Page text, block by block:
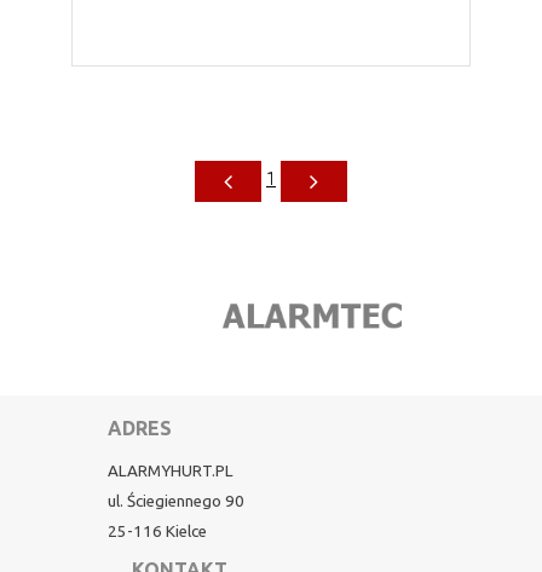
1
ADRES
ALARMYHURT.PL
ul. Ściegiennego 90
25-116 Kielce